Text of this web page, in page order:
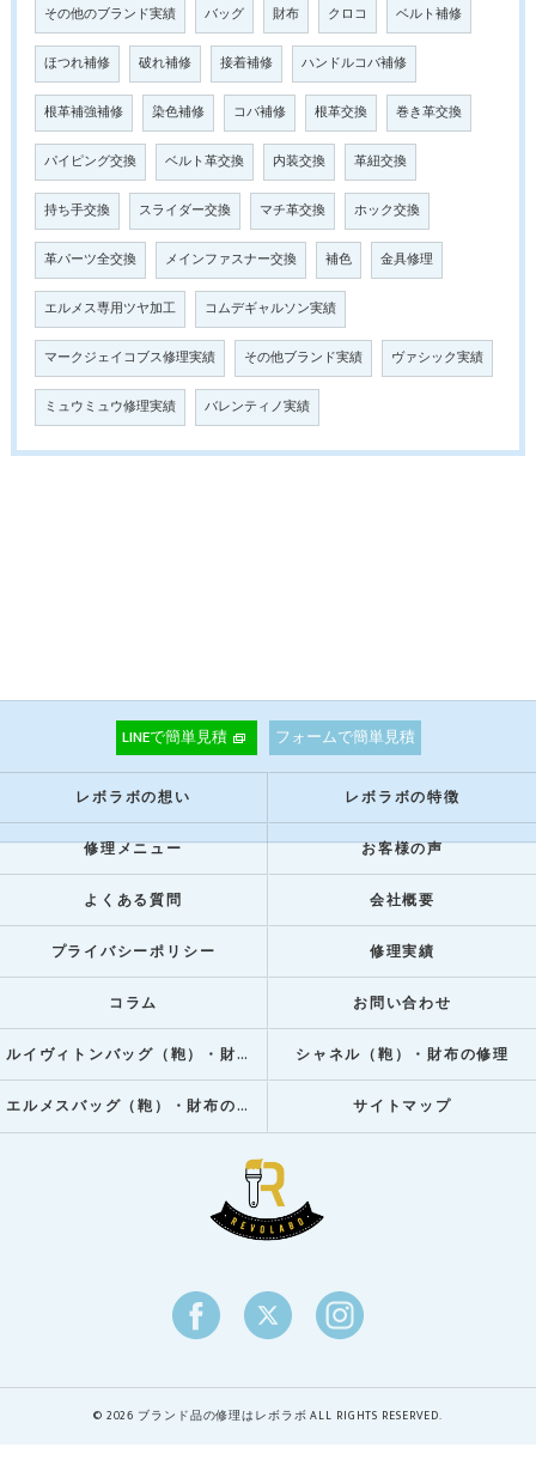
その他のブランド実績 バッグ 財布 クロコ ベルト補修
ほつれ補修 破れ補修 接着補修 ハンドルコバ補修
根革補強補修 染色補修 コバ補修 根革交換 巻き革交換
パイピング交換 ベルト革交換 内装交換 革紐交換
持ち手交換 スライダー交換 マチ革交換 ホック交換
革パーツ全交換 メインファスナー交換 補色 金具修理
エルメス専用ツヤ加工 コムデギャルソン実績
マークジェイコブス修理実績 その他ブランド実績 ヴァシック実績
ミュウミュウ修理実績 バレンティノ実績
LINEで簡単見積 フォームで簡単見積
レボラボの想い レボラボの特徴
修理メニュー お客様の声
よくある質問 会社概要
プライバシーポリシー 修理実績
コラム お問い合わせ
ルイヴィトンバッグ（鞄）・財布の修理 シャネル（鞄）・財布の修理
エルメスバッグ（鞄）・財布の修理 サイトマップ
© 2026 ブランド品の修理はレボラボ ALL RIGHTS RESERVED.